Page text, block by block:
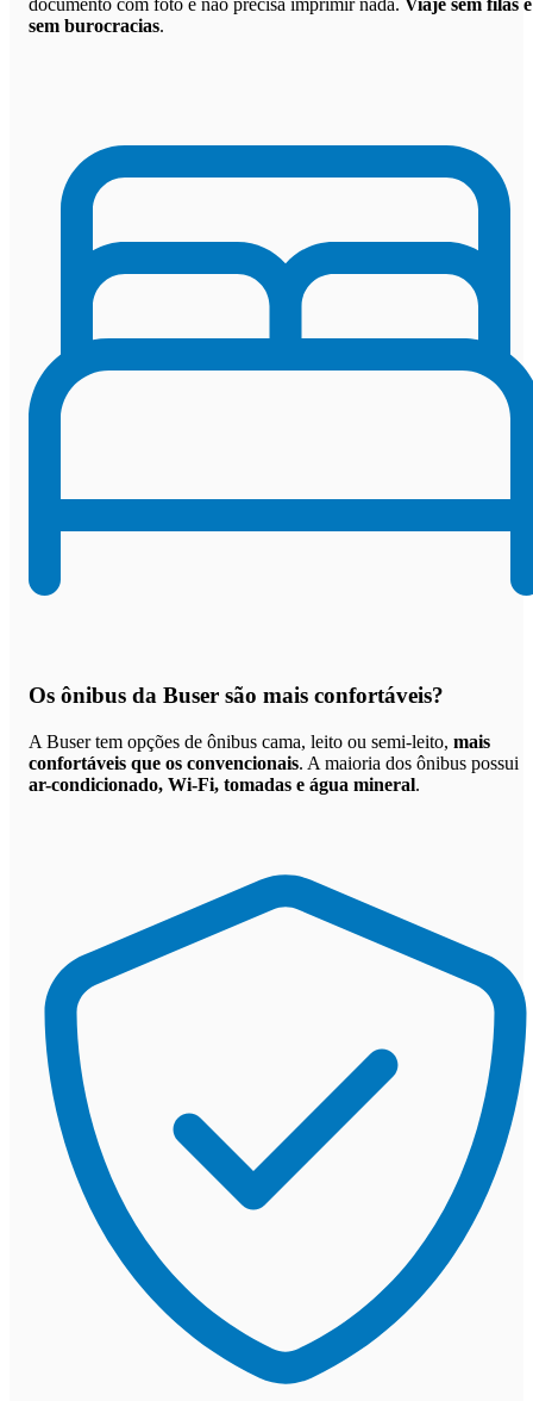
sem burocracias.
Os ônibus da Buser são mais confortáveis?
A Buser tem opções de ônibus cama, leito ou semi-leito, mais
confortáveis que os convencionais. A maioria dos ônibus possui
ar-condicionado, Wi-Fi, tomadas e água mineral.